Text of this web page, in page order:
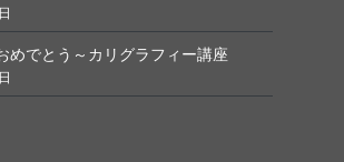
めでとう～カリグラフィー講座